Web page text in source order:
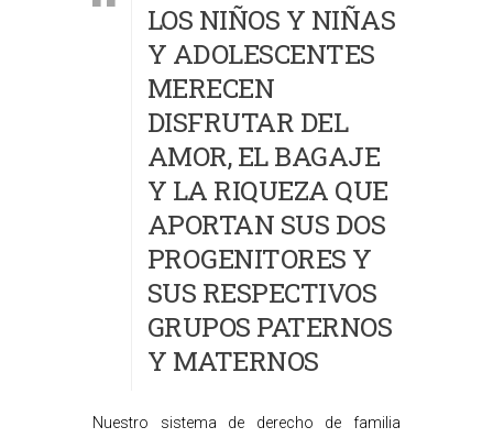
LOS NIÑOS Y NIÑAS
Y ADOLESCENTES
MERECEN
DISFRUTAR DEL
AMOR, EL BAGAJE
Y LA RIQUEZA QUE
APORTAN SUS DOS
PROGENITORES Y
SUS RESPECTIVOS
GRUPOS PATERNOS
Y MATERNOS
Nuestro sistema de derecho de familia